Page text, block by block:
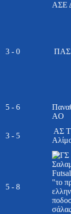
ΑΣΕ
3 - 0 ΠΑΣ
5 - 6
AO
3 - 5
ΑΣ
5 - 8